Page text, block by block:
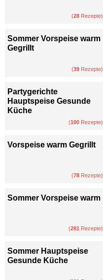
(28 Rezepte)
Sommer Vorspeise warm
Gegrillt
(39 Rezepte)
Partygerichte
Hauptspeise Gesunde
Küche
(100 Rezepte)
Vorspeise warm Gegrillt
(78 Rezepte)
Sommer Vorspeise warm
(281 Rezepte)
Sommer Hauptspeise
Gesunde Küche